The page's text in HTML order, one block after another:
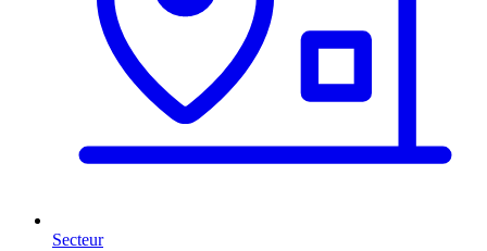
Secteur